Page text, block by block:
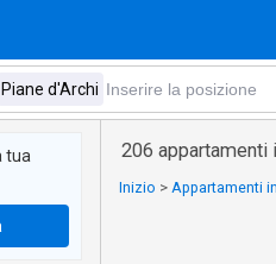
206 appartamenti
Inizio > Appartamenti
tua